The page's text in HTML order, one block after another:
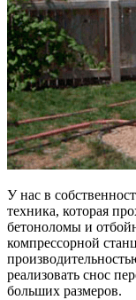
У нас в
техника, которая
бетоноломы и
компрессорной
реализовать снос
больших размеров.